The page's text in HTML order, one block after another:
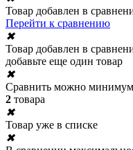
Товар добавлен в
Перейти к сравнению
✖
Товар добавлен в
добавьте еще один товар
✖
Сравнить можно минимум
2 товара
✖
Товар уже в списке
✖